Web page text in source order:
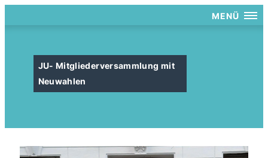
MENÜ
JU- Mitgliederversammlung mit
Neuwahlen